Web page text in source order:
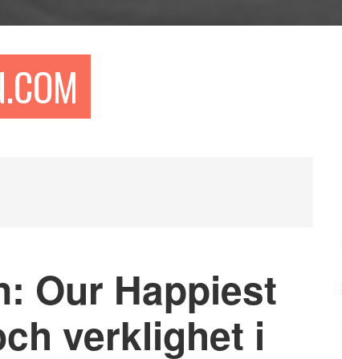
Our Happiest
verklighet i